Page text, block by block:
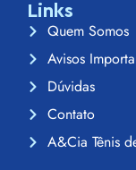
Links
Quem Somos
Avisos
Dúvidas
Contato
A&Cia Tênis